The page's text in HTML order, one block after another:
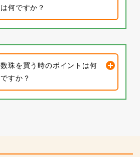
は何ですか？
数珠を買う時のポイントは何
ですか？